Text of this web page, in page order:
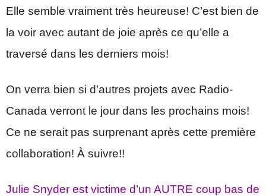
Elle semble vraiment très heureuse! C’est bien de
la voir avec autant de joie après ce qu’elle a
traversé dans les derniers mois!
On verra bien si d’autres projets avec Radio-
Canada verront le jour dans les prochains mois!
Ce ne serait pas surprenant après cette première
collaboration! À suivre!!
Julie Snyder est victime d’un AUTRE coup bas de